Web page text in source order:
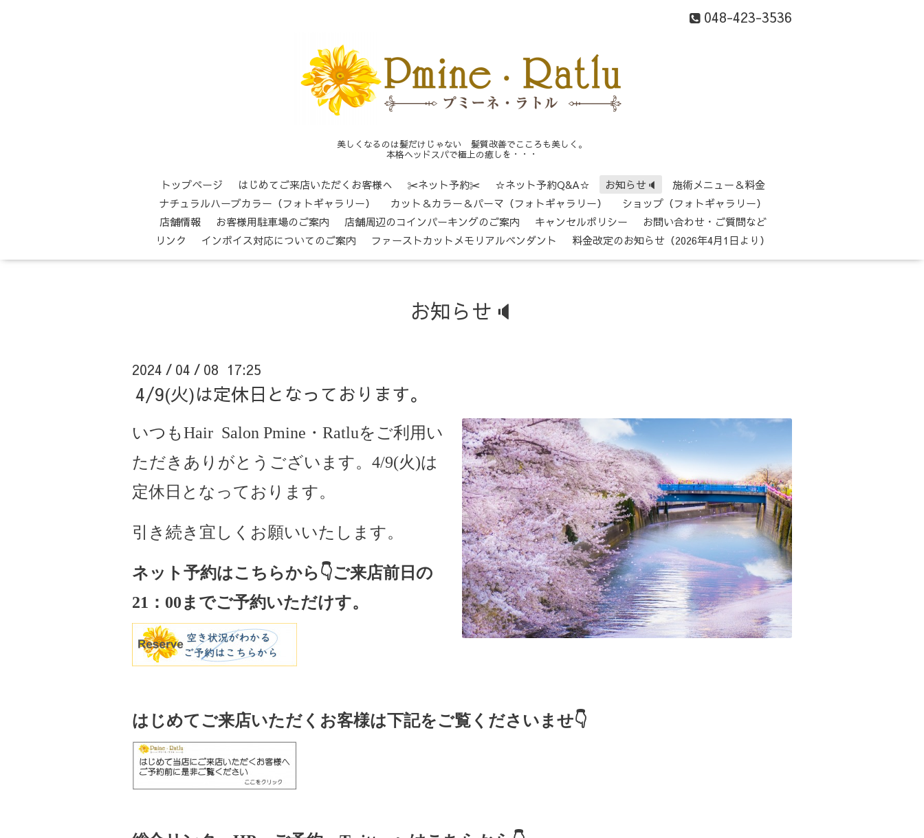
048-423-3536
美しくなるのは髪だけじゃない 髪質改善でこころも美しく。
本格ヘッドスパで極上の癒しを・・・
トップページ はじめてご来店いただくお客様へ ✂ネット予約✂ ☆ネット予約Q&A☆ お知らせ🔈
施術メニュー＆料金
ナチュラルハーブカラー（フォトギャラリー）
カット＆カラー＆パーマ（フォトギャラリー）
ショップ（フォトギャラリー）
店舗情報
お客様用駐車場のご案内 店舗周辺のコインパーキングのご案内 キャンセルポリシー
お問い合わせ・ご質問など
リンク
インボイス対応についてのご案内 ファーストカットメモリアルペンダント 料金改定のお知らせ（2026年4月1日より）
お知らせ🔈
2024 / 04 / 08 17:25
4/9(火)は定休日となっております。
いつもHair Salon Pmine・Ratluをご利用い
ただきありがとうございます。4/9(火)は
定休日となっております。
引き続き宜しくお願いいたします。
ネット予約はこちらから👇ご来店前日の
21 ： 00までご予約いただけす。
はじめてご来店いただくお客様は下記をご覧くださいませ👇